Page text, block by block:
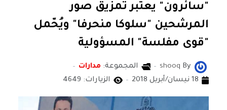
"سائرون" يعتبر تمزيق صور
المرشحين "سلوكا منحرفا" ويُحّمل
"قوى مفلسة" المسؤولية
By
shooq المجموعة: مدارات
18 نيسان/أبريل 2018
الزيارات: 4649